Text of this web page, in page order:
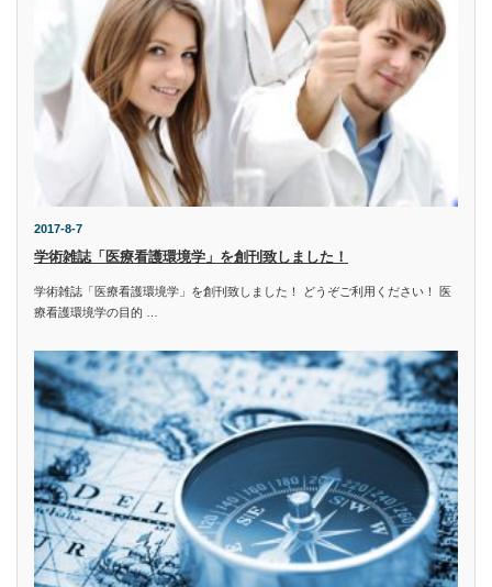
2017-8-7
学術雑誌「医療看護環境学」を創刊致しました！
学術雑誌「医療看護環境学」を創刊致しました！ どうぞご利用ください！ 医
療看護環境学の目的 …